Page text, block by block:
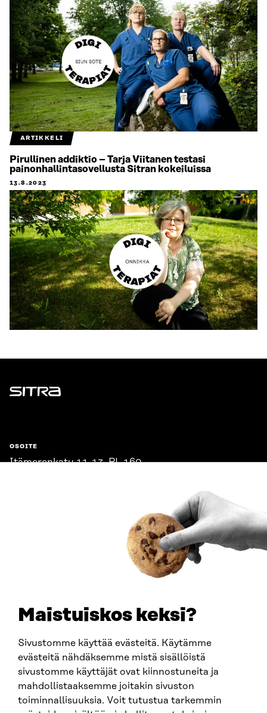
Maistuiskos keksi?
Sivustomme käyttää evästeitä. Käytämme
evästeitä nähdäksemme mistä sisällöistä
sivustomme käyttäjät ovat kiinnostuneita ja
mahdollistaaksemme joitakin sivuston
toiminnallisuuksia. Voit tutustua tarkemmin
ARTIKKELI
Pirullinen addiktio – Tarja Viitanen testasi
painonhallintasovellusta Sitran kokeiluissa
13.8.2023
Sitra
OSOITE
Itämerenkatu 11-13, PL 160,
SITRA SOSIAALISESSA MEDIASSA
LinkedIn
Instagram
YouTube